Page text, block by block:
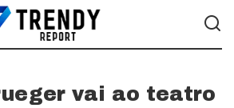
vai ao teatro